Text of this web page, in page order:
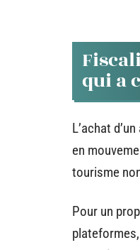
qui a
L’achat
en
tourisme
Pour un